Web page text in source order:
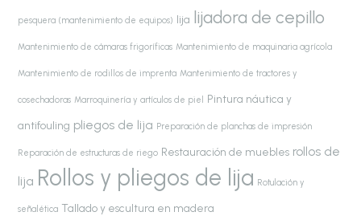
pesquera (mantenimiento de equipos) lija lijadora de cepillo
Mantenimiento de cámaras frigoríficas Mantenimiento de maquinaria agrícola
Mantenimiento de rodillos de imprenta Mantenimiento de tractores y
cosechadoras Marroquinería y artículos de piel Pintura náutica y
antifouling pliegos de lija Preparación de planchas de impresión
Reparación de estructuras de riego Restauración de muebles rollos de
lija Rollos y pliegos de lija Rotulación y
señalética Tallado y escultura en madera